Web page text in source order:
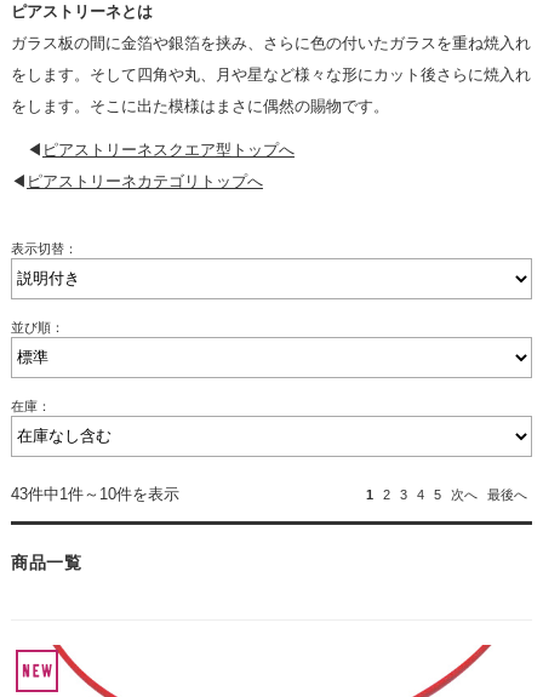
ピアストリーネとは
ガラス板の間に金箔や銀箔を挟み、さらに色の付いたガラスを重ね焼入れ
をします。そして四角や丸、月や星など様々な形にカット後さらに焼入れ
をします。そこに出た模様はまさに偶然の賜物です。
◀ ピアストリーネスクエア型トップへ
◀ ピアストリーネカテゴリトップへ
表示切替：
並び順：
在庫：
43件中1件～10件を表示 1 2 3 4 5 次へ 最後へ
商品一覧